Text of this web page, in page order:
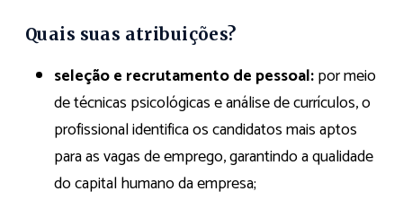
Quais suas atribuições?
seleção e recrutamento de pessoal:por meio
de técnicas psicológicas e análise de currículos, o
profissional identifica os candidatos mais aptos
para as vagas de emprego, garantindo a qualidade
do capital humano da empresa;